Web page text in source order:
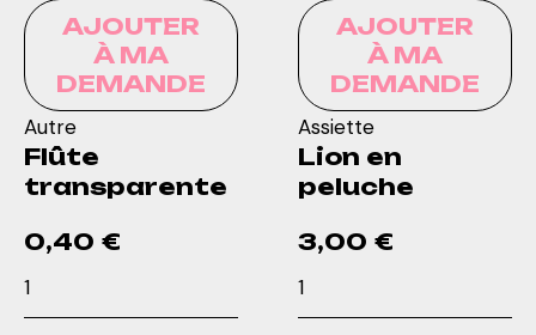
AJOUTER
À MA
DEMANDE
Autre
Flûte
transparente
0,40 €
AJOUTER
À MA
DEMANDE
Assiette
Lion en
peluche
3,00 €